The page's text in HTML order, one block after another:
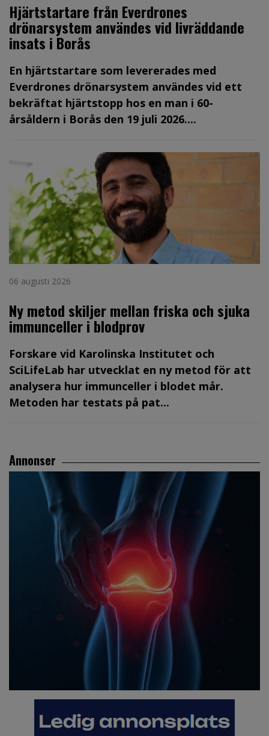
Hjärtstartare från Everdrones
drönarsystem användes vid livräddande
insats i Borås
En hjärtstartare som levererades med
Everdrones drönarsystem användes vid ett
bekräftat hjärtstopp hos en man i 60-
årsåldern i Borås den 19 juli 2026....
06 augusti 2026
Ny metod skiljer mellan friska och sjuka
immunceller i blodprov
Forskare vid Karolinska Institutet och
SciLifeLab har utvecklat en ny metod för att
analysera hur immunceller i blodet mår.
Metoden har testats på pat...
Annonser